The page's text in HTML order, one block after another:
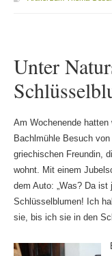
Unter
Am Wochenende hatten
Bachlmühle Besuch von
griechischen Freundin,
wohnt. Mit einem
dem Auto: „Was? Da
Schlüsselblumen! Ich
sie, bis ich sie in den